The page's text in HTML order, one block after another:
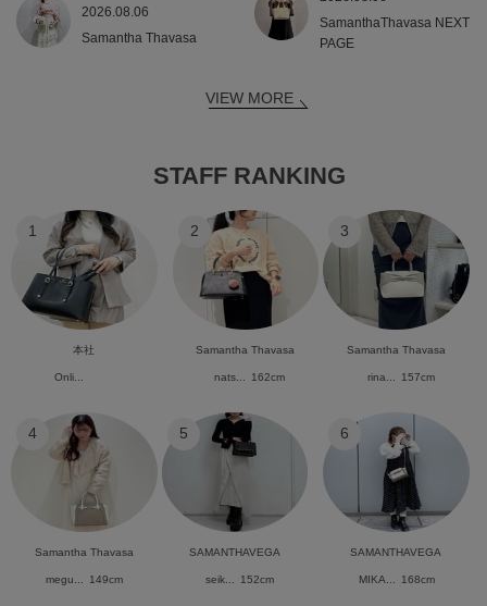
2026.08.06
Samantha Thavasa
SamanthaThavasa NEXT
PAGE
VIEW MORE
STAFF RANKING
1
本社
Onli...
2
Samantha Thavasa
nats... 162cm
3
Samantha Thavasa
rina... 157cm
4
Samantha Thavasa
megu... 149cm
5
SAMANTHAVEGA
seik... 152cm
6
SAMANTHAVEGA
MIKA... 168cm